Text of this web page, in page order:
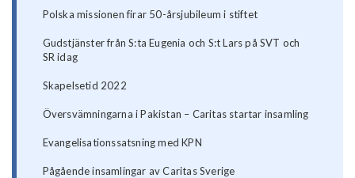
Polska missionen firar 50-årsjubileum i stiftet
Gudstjänster från S:ta Eugenia och S:t Lars på SVT och
SR idag
Skapelsetid 2022
Översvämningarna i Pakistan – Caritas startar insamling
Evangelisationssatsning med KPN
Pågående insamlingar av Caritas Sverige